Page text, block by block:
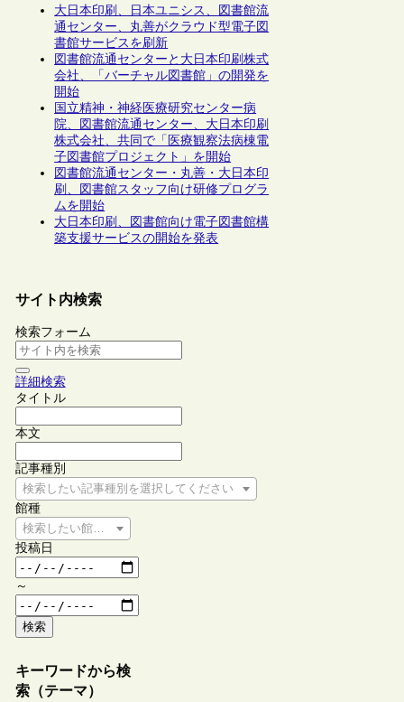
大日本印刷、日本ユニシス、図書館流
通センター、丸善がクラウド型電子図
書館サービスを刷新
図書館流通センターと大日本印刷株式
会社、「バーチャル図書館」の開発を
開始
国立精神・神経医療研究センター病
院、図書館流通センター、大日本印刷
株式会社、共同で「医療観察法病棟電
子図書館プロジェクト」を開始
図書館流通センター・丸善・大日本印
刷、図書館スタッフ向け研修プログラ
ムを開始
大日本印刷、図書館向け電子図書館構
築支援サービスの開始を発表
サイト内検索
検索フォーム
詳細検索
タイトル
本文
記事種別
検索したい記事種別を選択してください
館種
検索したい館種を選択してください
投稿日
～
検索
キーワードから検
索（テーマ）